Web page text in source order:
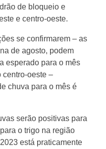
de bloqueio e
e centro-oeste.
se confirmarem – as
de agosto, podem
esperado para o mês
centro-oeste –
chuva para o mês é
serão positivas para
o trigo na região
está praticamente